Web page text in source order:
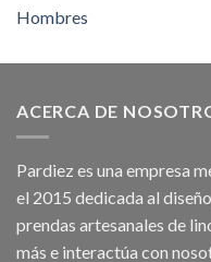
Hombres
ACERCA DE
Pardiez es una empresa
el 2015 dedicada al
prendas artesanales de
más e interactúa con